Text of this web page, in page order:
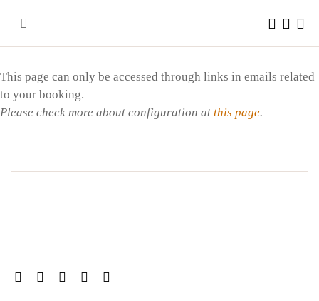
content
This page can only be accessed through links in emails related
to your booking.
Please check more about configuration at this page.